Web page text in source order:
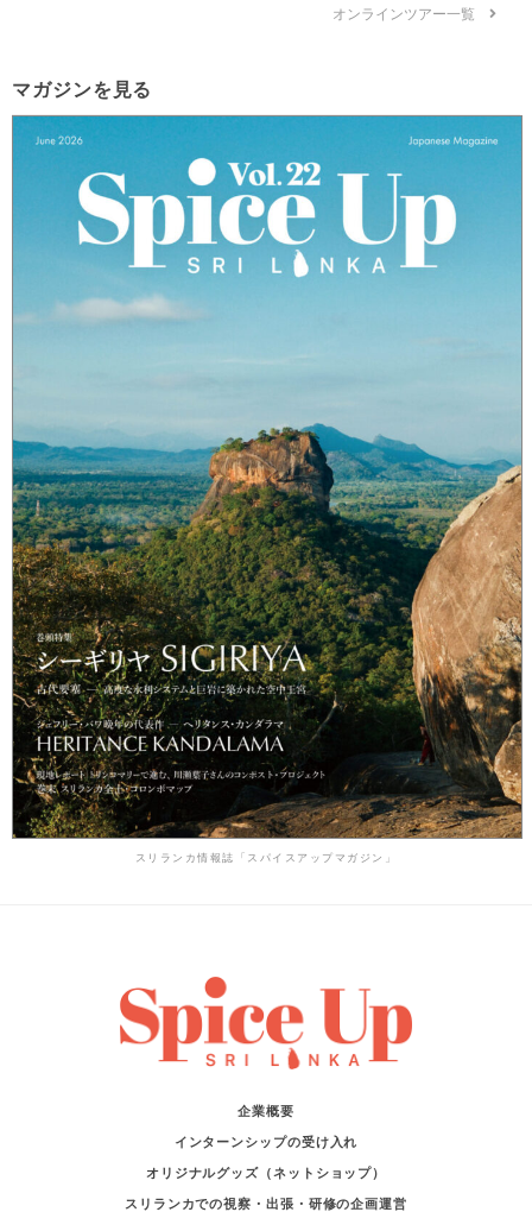
オンラインツアー一覧
マガジンを見る
スリランカ情報誌「スパイスアップマガジン」
企業概要
インターンシップの受け入れ
オリジナルグッズ（ネットショップ）
スリランカでの視察・出張・研修の企画運営